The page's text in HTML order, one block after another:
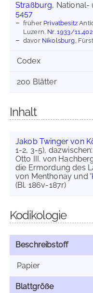
Straßburg, National-
5457
früher Privatbesitz
Luzern, Nr. 1933/11,402
davor Nikolsburg ,
Codex
200 Blätter
Inhalt
Jakob Twinger von
1-2, 3-5),
Otto III. von
die Ermordung des
von Menthonay und
(Bl. 186v-187r)
Kodikologie
Beschreibstoff
Papier
Blattgröße